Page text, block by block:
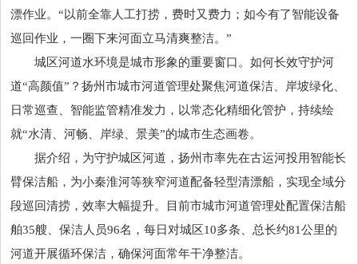
漂作业。“以前全靠人工打捞，费时又费力；如今有了智能设备
巡回作业，一圈下来河面立马清爽整洁。”
城区河道水环境是城市形象的重要窗口。如何长效守护河
道“高颜值”？扬州市城市河道管理处聚焦河道保洁、岸坡绿化、
日常巡查、智能监管精准发力，以常态化精细化管护，持续绘
就“水清、河畅、岸绿、景美”的城市生态画卷。
据介绍，为守护城区河道，扬州市率先在古运河投用智能长
臂保洁船，为小秦淮河等狭窄河道配备轻型清漂船，实现全域分
段巡回清捞，效率大幅提升。目前市城市河道管理处配置保洁船
舶35艘、保洁人员96名，每日对城区10多条、总长约81公里的
河道开展循环保洁，确保河面常年干净整洁。